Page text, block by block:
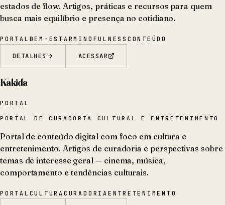
estados de flow. Artigos, práticas e recursos para quem
busca mais equilíbrio e presença no cotidiano.
PORTAL BEM-ESTARMINDFULNESS CONTEÚDO
DETALHES ACESSAR
Kakida
PORTAL
PORTAL DE CURADORIA CULTURAL E ENTRETENIMENTO
Portal de conteúdo digital com foco em cultura e
entretenimento. Artigos de curadoria e perspectivas sobre
temas de interesse geral — cinema, música,
comportamento e tendências culturais.
PORTAL CULTURA CURADORIA ENTRETENIMENTO